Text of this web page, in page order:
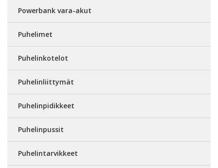
Powerbank vara-akut
Puhelimet
Puhelinkotelot
Puhelinliittymät
Puhelinpidikkeet
Puhelinpussit
Puhelintarvikkeet